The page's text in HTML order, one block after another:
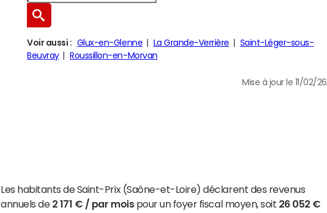
Voir aussi : Glux-en-Glenne La Grande-Verrière
Saint-Léger-sous-
Beuvray
Roussillon-en-Morvan
Mise à jour le 11/02/26
Les habitants de Saint-Prix (Saône-et-Loire) déclarent des revenus
annuels de 2 171 € / par moispour un foyer fiscal moyen, soit 26 052 €